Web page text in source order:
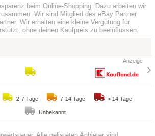
beim Online-Shopping. Dazu arbeiten wir
Wir sind Mitglied des eBay Partner
Wir erhalten eine kleine Vergütung für
ohne deinen Kaufpreis zu beeinflussen.
2-7 Tage 7-14 Tage > 14 Tage
Unbekannt